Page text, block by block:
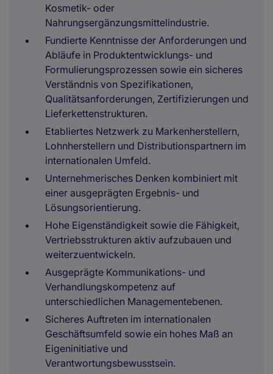
Kosmetik- oder
Nahrungsergänzungsmittelindustrie.
Fundierte Kenntnisse der Anforderungen und
Abläufe in Produktentwicklungs- und
Formulierungsprozessen sowie ein sicheres
Verständnis von Spezifikationen,
Qualitätsanforderungen, Zertifizierungen und
Lieferkettenstrukturen.
Etabliertes Netzwerk zu Markenherstellern,
Lohnherstellern und Distributionspartnern im
internationalen Umfeld.
Unternehmerisches Denken kombiniert mit
einer ausgeprägten Ergebnis- und
Lösungsorientierung.
Hohe Eigenständigkeit sowie die Fähigkeit,
Vertriebsstrukturen aktiv aufzubauen und
weiterzuentwickeln.
Ausgeprägte Kommunikations- und
Verhandlungskompetenz auf
unterschiedlichen Managementebenen.
Sicheres Auftreten im internationalen
Geschäftsumfeld sowie ein hohes Maß an
Eigeninitiative und
Verantwortungsbewusstsein.